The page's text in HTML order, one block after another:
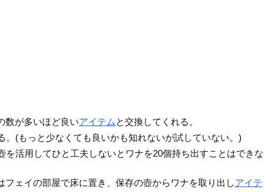
数が多いほど良いアイテム と交換してくれる。
(もっと少なくても良いかも知れないが試していない。)
活用してひと工夫しないとワナを20個持ち出すことはできな
フェイの部屋で床に置き、保存の壺からワナを取り出しアイテ